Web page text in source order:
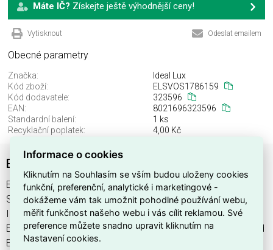
Máte IČ? Získejte ještě výhodnější ceny!
Vytisknout Odeslat emailem
Obecné parametry
Značka:
Ideal Lux
Kód zboží:
ELSVOS1786159
Kód dodavatele:
323596
EAN:
8021696323596
Standardní balení:
1 ks
Recyklační poplatek:
4,00 Kč
EGO ACCENT 07W 4000K ON-OFF BK
EGO ACCENT 07W 4000K ON-OFF BK najdete v kategoriích
Svítidla, Svítidla, světelné zdroje a LED osvětlení, výrobce
Ideal Lux, EAN 8021696323596, kód dodavatele 323596.
EGO ACCENT 07W 4000K ON-OFF BK nabízíme od 1 ks. Kód
EMAS EGO ACCENT 07W 4000K ON-OFF BK je
Informace o cookies
Kliknutím na Souhlasím se vším budou uloženy cookies
funkční, preferenční, analytické i marketingové -
dokážeme vám tak umožnit pohodlné používání webu,
měřit funkčnost našeho webu i vás cílit reklamou. Své
preference můžete snadno upravit kliknutím na
Nastavení cookies.